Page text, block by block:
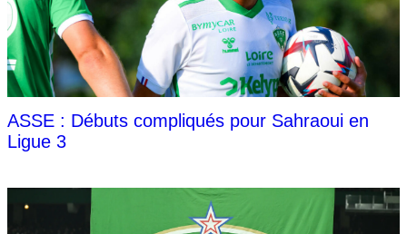
ASSE : Débuts compliqués pour Sahraoui en
Ligue 3